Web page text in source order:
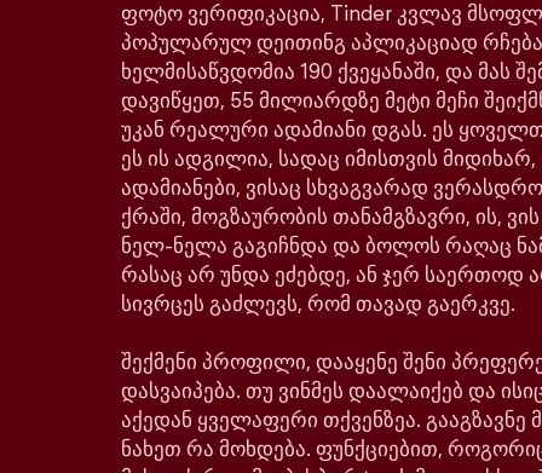
ფოტო ვერიფიკაცია, Tinder კვლავ
პოპულარულ დეითინგ აპლიკაციად
ხელმისაწვდომია 190 ქვეყანაში, და მას
დავიწყეთ, 55 მილიარდზე მეტი მეჩი
უკან რეალური ადამიანი დგას. ეს
ეს ის ადგილია, სადაც იმისთვის
ადამიანები, ვისაც სხვაგვარად
ქრაში, მოგზაურობის თანამგზავრი, ის,
ნელ-ნელა გაგიჩნდა და ბოლოს რაღაც
რასაც არ უნდა ეძებდე, ან ჯერ საერთოდ
სივრცეს გაძლევს, რომ თავად გაერკვე.
შექმენი პროფილი, დააყენე შენი
დასვაიპება. თუ ვინმეს დაალაიქებ და
აქედან ყველაფერი თქვენზეა. გააგზავნე
ნახეთ რა მოხდება. ფუნქციებით,